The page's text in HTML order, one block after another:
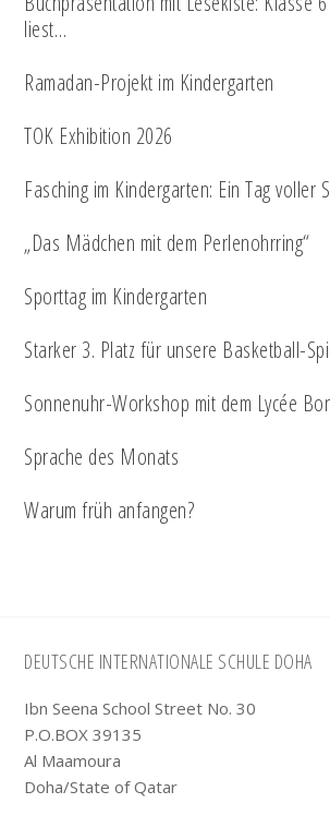
liest…
Ramadan-Projekt im Kindergarten
TOK Exhibition 2026
Fasching im Kindergarten: Ein Tag voller
„Das Mädchen mit dem Perlenohrring“
Sporttag im Kindergarten
Starker 3. Platz für unsere Basketball-
Sonnenuhr-Workshop mit dem Lycée
Sprache des Monats
Warum früh anfangen?
Footer
DEUTSCHE INTERNATIONALE SCHULE DOHA
Ibn Seena School Street No. 30
P.O.BOX 39135
Al Maamoura
Doha/State of Qatar